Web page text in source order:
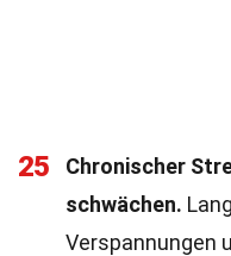
25
Chronischer
schwächen.
Verspannungen